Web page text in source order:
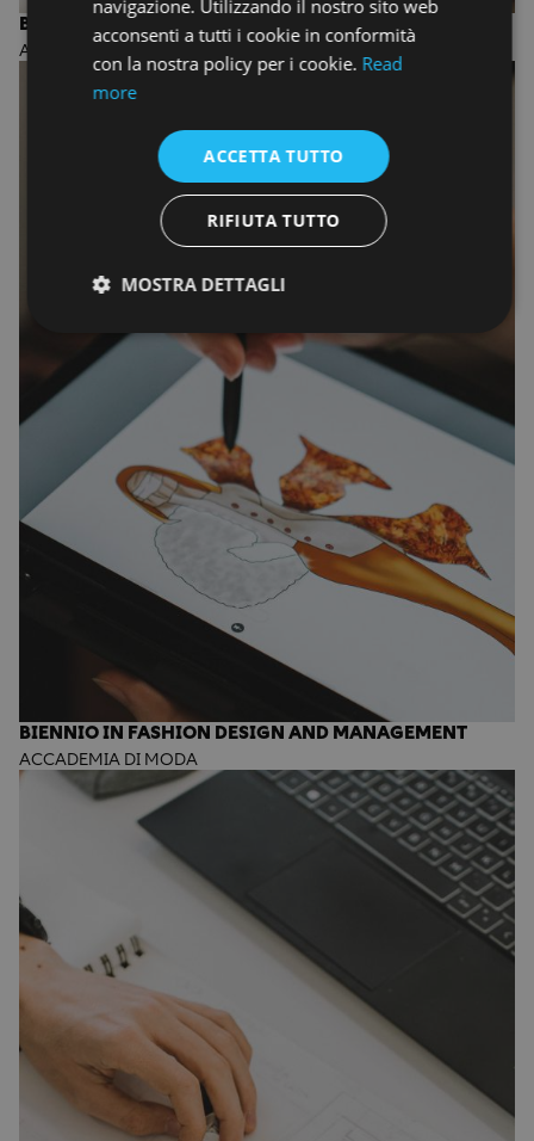
BIENNIO IN FASHION AND TEXTILE DESIGN
ACCADEMIA DI MODA
BIENNIO IN FASHION DESIGN AND MANAGEMENT
ACCADEMIA DI MODA
navigazione. Utilizzando il nostro sito web
acconsenti a tutti i cookie in conformità
con la nostra policy per i cookie. Read
more
ACCETTA TUTTO
RIFIUTA TUTTO
MOSTRA DETTAGLI